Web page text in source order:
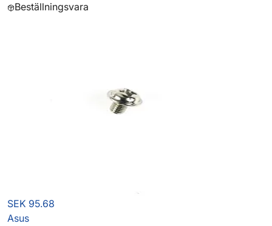
Beställningsvara
SEK 95.68
Asus